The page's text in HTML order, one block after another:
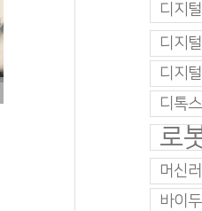
로봇 50대가 1,000명을 대
|
디지털
디지
디지
디톡스
로
머신
바이두